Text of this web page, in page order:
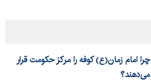
چرا امام زمان(ع) کوفه را مرکز حکومت قرار
می‌دهند؟